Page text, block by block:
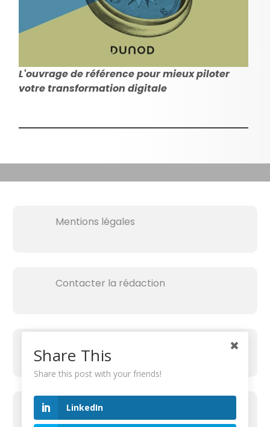
L'ouvrage de référence pour mieux piloter
votre transformation digitale
Mentions légales
Contacter la rédaction
RECHERCHER SUR LE SITE
Share This
Share this post with your friends!
LinkedIn